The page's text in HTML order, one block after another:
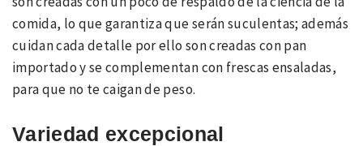
comida, lo que garantiza que serán suculentas; además
cuidan cada detalle por ello son creadas con pan
importado y se complementan con frescas ensaladas,
para que no te caigan de peso.
Variedad excepcional